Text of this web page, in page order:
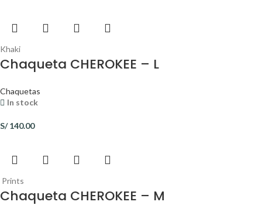
Khaki
Chaqueta CHEROKEE – L
Chaquetas
In stock
S/140.00
Prints
Chaqueta CHEROKEE – M